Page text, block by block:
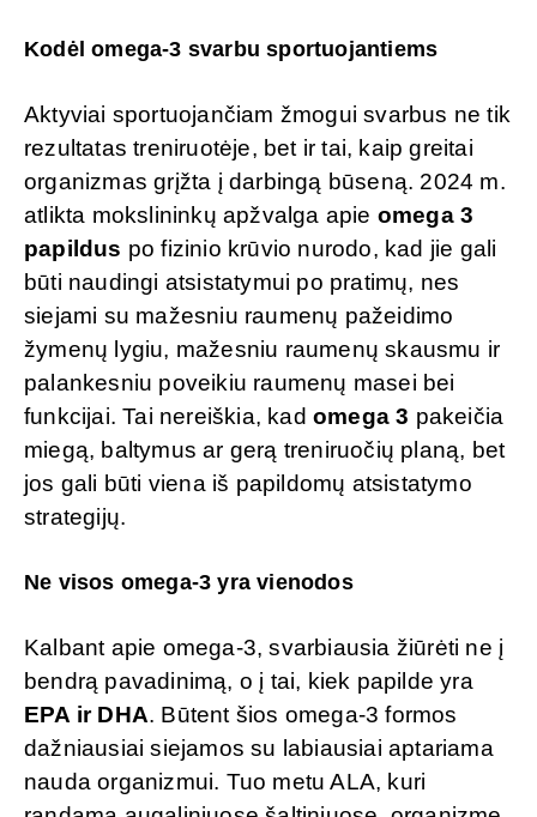
Kodėl omega-3 svarbu sportuojantiems
Aktyviai sportuojančiam žmogui svarbus ne tik
rezultatas treniruotėje, bet ir tai, kaip greitai
organizmas grįžta į darbingą būseną. 2024 m.
atlikta mokslininkų apžvalga apie omega 3
papildus po fizinio krūvio nurodo, kad jie gali
būti naudingi atsistatymui po pratimų, nes
siejami su mažesniu raumenų pažeidimo
žymenų lygiu, mažesniu raumenų skausmu ir
palankesniu poveikiu raumenų masei bei
funkcijai. Tai nereiškia, kad omega 3 pakeičia
miegą, baltymus ar gerą treniruočių planą, bet
jos gali būti viena iš papildomų atsistatymo
strategijų.
Ne visos omega-3 yra vienodos
Kalbant apie omega-3, svarbiausia žiūrėti ne į
bendrą pavadinimą, o į tai, kiek papilde yra
EPA ir DHA. Būtent šios omega-3 formos
dažniausiai siejamos su labiausiai aptariama
nauda organizmui. Tuo metu ALA, kuri